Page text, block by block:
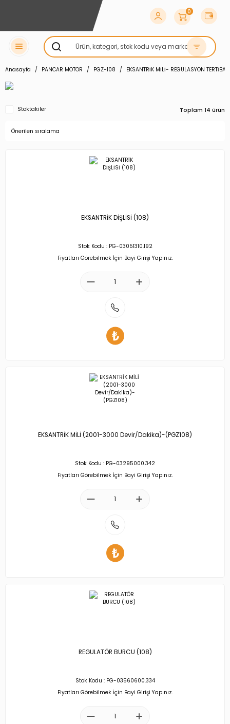
0
Anasayfa PANCAR MOTOR PGZ-108 EKSANTRİK MİLİ- REGÜLASYON
Stoktakiler Toplam 14 ürün
EKSANTRİK DİŞLİSİ (108)
Stok Kodu : PG-03051310.192
Fiyatları Görebilmek İçin Bayi Girişi Yapınız.
EKSANTRİK MİLİ (2001-3000 Devir/Dakika)-(PGZ108)
Stok Kodu : PG-03295000.342
Fiyatları Görebilmek İçin Bayi Girişi Yapınız.
REGULATÖR BURCU (108)
Stok Kodu : PG-03560600.334
Fiyatları Görebilmek İçin Bayi Girişi Yapınız.